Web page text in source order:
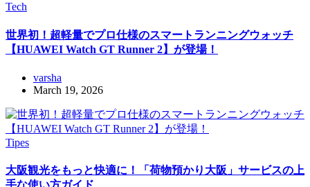
Tech
世界初！超軽量でプロ仕様のスマートランニングウォッチ
【HUAWEI Watch GT Runner 2】が登場！
varsha
March 19, 2026
Tipes
大阪観光をもっと快適に！「荷物預かり大阪」サービスの上